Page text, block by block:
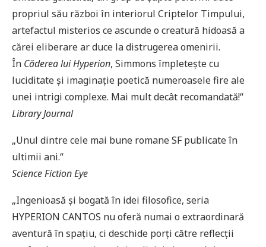
propriul său război în interiorul Criptelor Timpului,
artefactul misterios ce ascunde o creatură hidoasă a
cărei eliberare ar duce la distrugerea omenirii.
În Căderea lui Hyperion, Simmons împletește cu
luciditate și imaginație poetică numeroasele fire ale
unei intrigi complexe. Mai mult decât recomandată!“
Library Journal
„Unul dintre cele mai bune romane SF publicate în
ultimii ani.“
Science Fiction Eye
„Ingenioasă și bogată în idei filosofice, seria
HYPERION CANTOS nu oferă numai o extraordinară
aventură în spațiu, ci deschide porți către reflecții